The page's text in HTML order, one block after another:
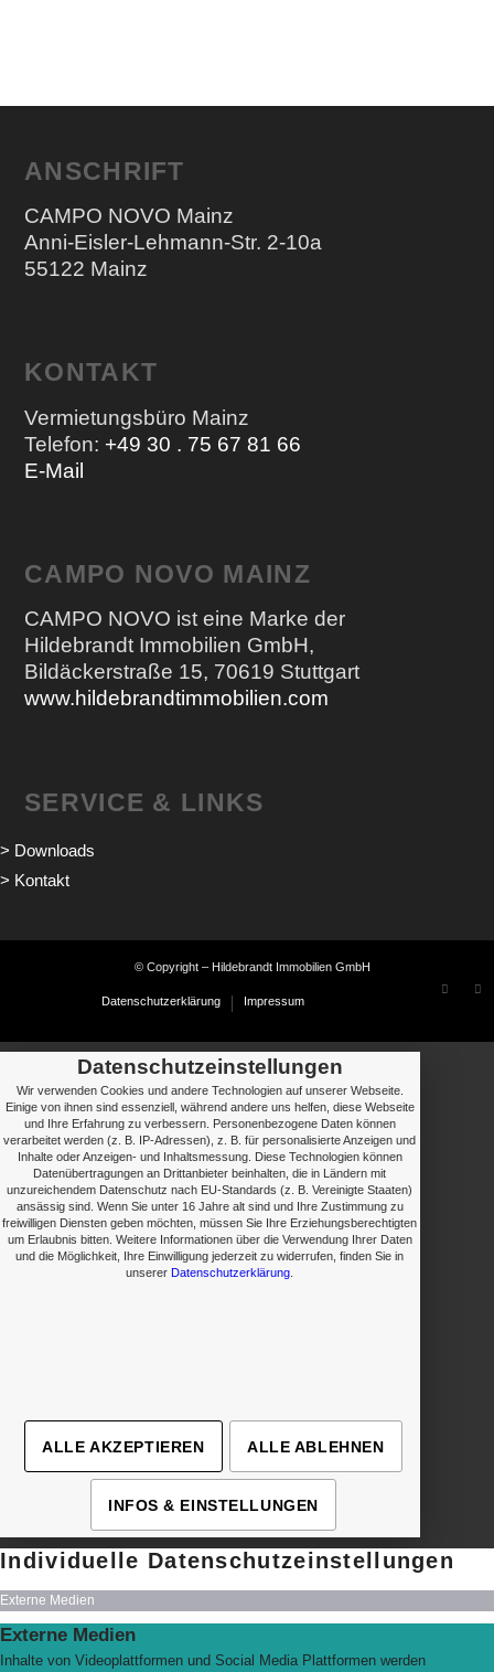
ANSCHRIFT
CAMPO NOVO Mainz
Anni-Eisler-Lehmann-Str. 2-10a
55122 Mainz
KONTAKT
Vermietungsbüro Mainz
Telefon: +49 30 . 75 67 81 66
E-Mail
CAMPO NOVO MAINZ
CAMPO NOVO ist eine Marke der
Hildebrandt Immobilien GmbH,
Bildäckerstraße 15, 70619 Stuttgart
www.hildebrandtimmobilien.com
SERVICE & LINKS
> Downloads
> Kontakt
© Copyright – Hildebrandt Immobilien GmbH
Datenschutzerklärung Impressum
Datenschutzeinstellungen
Wir verwenden Cookies und andere Technologien auf unserer Webseite.
Einige von ihnen sind essenziell, während andere uns helfen, diese Webseite
und Ihre Erfahrung zu verbessern. Personenbezogene Daten können
verarbeitet werden (z. B. IP-Adressen), z. B. für personalisierte Anzeigen und
Inhalte oder Anzeigen- und Inhaltsmessung. Diese Technologien können
Datenübertragungen an Drittanbieter beinhalten, die in Ländern mit
unzureichendem Datenschutz nach EU-Standards (z. B. Vereinigte Staaten)
ansässig sind. Wenn Sie unter 16 Jahre alt sind und Ihre Zustimmung zu
freiwilligen Diensten geben möchten, müssen Sie Ihre Erziehungsberechtigten
um Erlaubnis bitten. Weitere Informationen über die Verwendung Ihrer Daten
und die Möglichkeit, Ihre Einwilligung jederzeit zu widerrufen, finden Sie in
unserer Datenschutzerklärung.
ALLE AKZEPTIEREN ALLE ABLEHNEN
INFOS & EINSTELLUNGEN
Individuelle Datenschutzeinstellungen
Externe Medien
Externe Medien
Inhalte von Videoplattformen und Social Media Plattformen werden